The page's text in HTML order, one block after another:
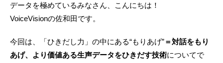
データを極めているみなさん、こんにちは！
VoiceVisionの佐和田です。
今回は、「ひきだし力」の中にある“もりあげ”＝対話をもり
あげ、より価値ある生声データをひきだす技術についてで